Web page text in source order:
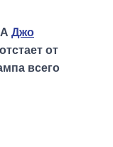
Джо
от
всего